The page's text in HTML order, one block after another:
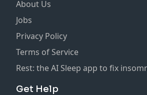
About Us
Jobs
Privacy Policy
Terms of Service
Rest: the AI Sleep app to fix
Get Help